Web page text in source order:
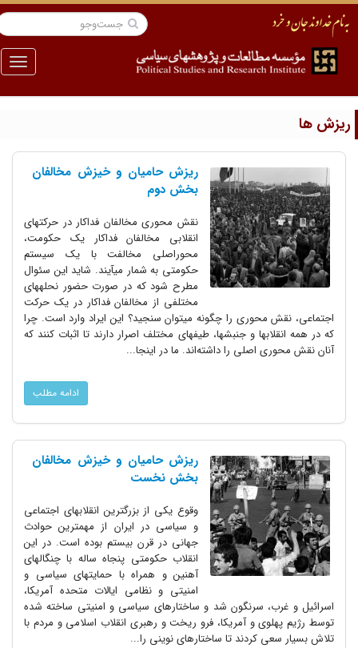
منو
ها
ریزش حامیان و خیزش مخالفان
بخش دوم
نقش محوری مخالفان فداکار در حرکتهای
انقلابی مخالفان فداکار یک حکومت،
محوراصلی مخالفت با یک سیستم
حکومتی به شمار می‎آیند. شاید این سئوال
مطرح شود که در صورت حضور نحله‎های
مختلفی از مخالفان فداکار در یک حرکت
اجتماعی، نقش محوری را چگونه می‎توان سنجید؟ این ایراد وارد است. چرا
که در همه انقلابها و جنبشها، طیفهای مختلف اصرار دارند تا اثبات کنند که
آنان نقش محوری اصلی را داشته‌اند. ما در اینجا...
ادامه مطلب
ریزش حامیان و خیزش مخالفان
بخش نخست
وقوع یکی از بزرگترین انقلابهای اجتماعی
و سیاسی در ایران از مهم‎ترین حوادث
جهانی در قرن بیستم بوده است. در این
انقلاب حکومتی پنجاه ساله با چنگالهای
آهنین و همراه با حمایتهای سیاسی و
امنیتی و نظامی ایالات متحده آمریکا،
اسرائیل و غرب، سرنگون شد و ساختارهای سیاسی و امنیتی ساخته شده
توسط رژیم پهلوی و آمریکا، فرو ریخت و رهبری انقلاب اسلامی و مردم با
تلاش بسیار سعی کردند تا ساختارهای نوینی را...